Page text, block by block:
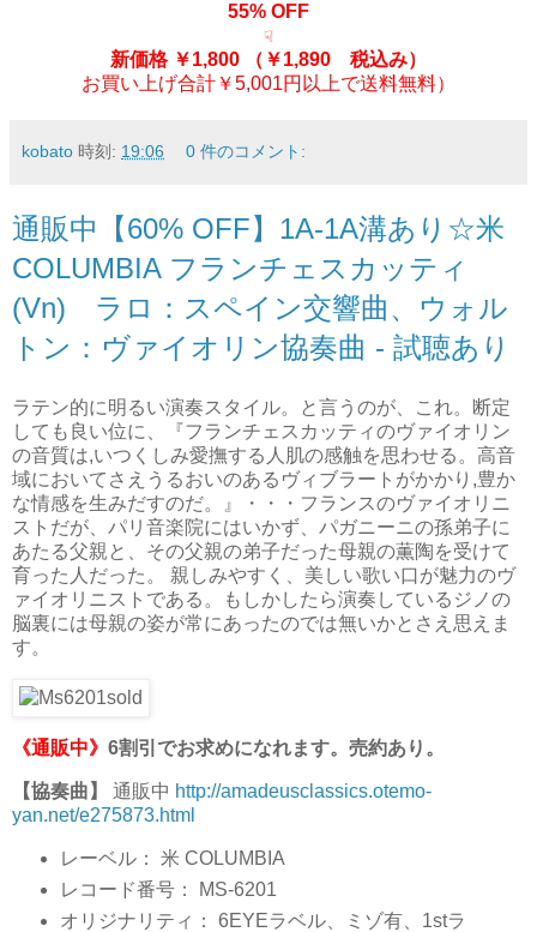
55% OFF
☟
新価格 ￥1,800
（￥1,890 税込み）
お買い上げ合計￥5,001円以上で送料無料）
kobato 時刻: 19:06 0 件のコメント:
通販中【60% OFF】1A-1A溝あり☆米
COLUMBIA フランチェスカッティ
(Vn) ラロ：スペイン交響曲、ウォル
トン：ヴァイオリン協奏曲 - 試聴あり
ラテン的に明るい演奏スタイル。と言うのが、これ。断定
しても良い位に、『フランチェスカッティのヴァイオリン
の音質は,いつくしみ愛撫する人肌の感触を思わせる。高音
域においてさえうるおいのあるヴィブラートがかかり,豊か
な情感を生みだすのだ。』・・・フランスのヴァイオリニ
ストだが、パリ音楽院にはいかず、パガニーニの孫弟子に
あたる父親と、その父親の弟子だった母親の薫陶を受けて
育った人だった。 親しみやすく、美しい歌い口が魅力のヴ
ァイオリニストである。もしかしたら演奏しているジノの
脳裏には母親の姿が常にあったのでは無いかとさえ思えま
す。
《通販中》 6割引でお求めになれます。売約あり。
【協奏曲】 通販中 http://amadeusclassics.otemo-
yan.net/e275873.html
レーベル： 米 COLUMBIA
レコード番号： MS-6201
オリジナリティ： 6EYEラベル、ミゾ有、1stラ